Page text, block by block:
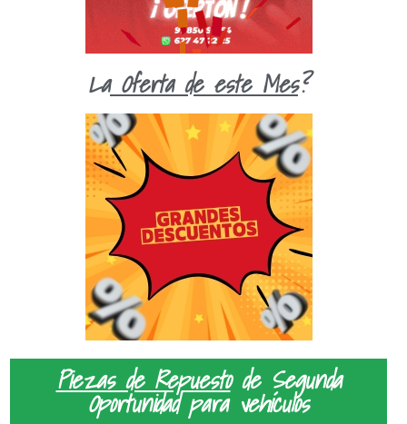
LaOferta de este Mes?
Piezas de Repuestode Segunda
Oportunidad para vehículos